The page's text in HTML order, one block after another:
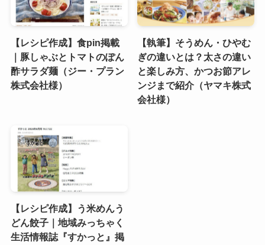
【レシピ作成】食pin掲載
｜豚しゃぶとトマトのぽん
酢サラダ麺（ジー・プラン
株式会社様）
【執筆】そうめん・ひやむ
ぎの違いとは？太さの違い
と楽しみ方、かつお節アレ
ンジまで紹介（ヤマキ株式
会社様）
【レシピ作成】う米めんう
どん餃子｜地域みっちゃく
生活情報誌『すかっと』掲